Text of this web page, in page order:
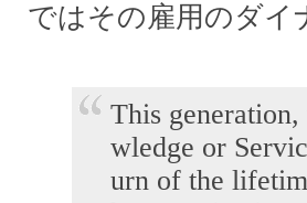
ではその雇用のダイ
This
wledge or
urn of the